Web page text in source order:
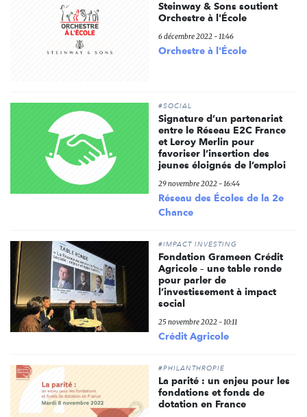
Steinway & Sons soutient
Orchestre à l'École
6 décembre 2022 - 11:46
Orchestre à l'École
#SOCIAL
Signature d’un partenariat
entre le Réseau E2C France
et Leroy Merlin pour
favoriser l’insertion des
jeunes éloignés de l’emploi
29 novembre 2022 - 16:44
Réseau des Écoles de la 2e
Chance
#IMPACT INVESTING
Fondation Grameen Crédit
Agricole – une table ronde
pour parler de
l’investissement à impact
social
25 novembre 2022 - 10:11
Crédit Agricole
#PHILANTHROPIE
La parité : un enjeu pour les
fondations et fonds de
dotation en France